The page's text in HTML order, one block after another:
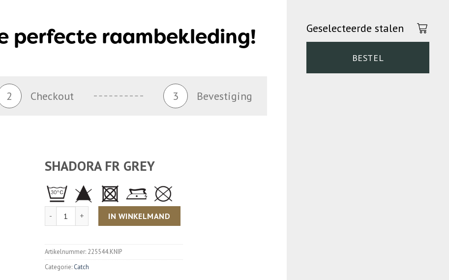
perfecte raambekleding!
2 Checkout 3 Bevestiging
SHADORA FR GREY
IN WINKELMAND
Artikelnummer: 225544.KNIP
Categorie: Catch
Geselecteerde stalen
BESTEL